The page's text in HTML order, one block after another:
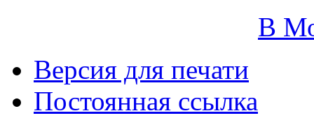
В
Версия для печати
Постоянная ссылка